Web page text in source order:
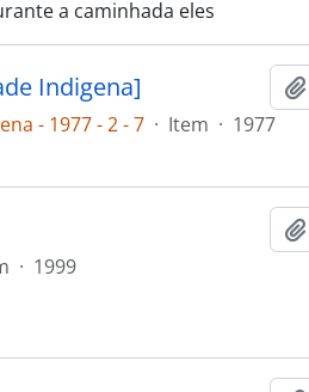
a caminhada eles
Indigena]
- 1977 - 2 - 7 · Item · 1977
· 1999